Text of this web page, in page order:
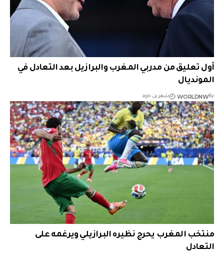
أول تعليق من مدربي المغرب والبرازيل بعد التعادل في
المونديال
By
WORLDNW شهرين ago
منتخب المغرب يحرج نظيره البرازيلي ويرغمه على
التعادل